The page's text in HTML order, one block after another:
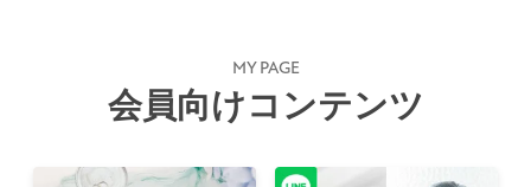
MY PAGE
会員向けコンテンツ